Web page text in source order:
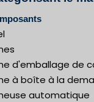
d'emballage de
à boîte à la
automatique